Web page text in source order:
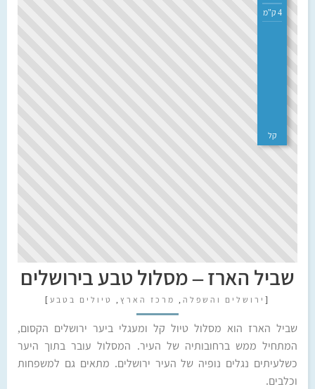
4 ק"מ
קל
שביל הארז – מסלול טבע בירושלים
[ ירושלים והשפלה , מרכז הארץ , טיולים בטבע ]
שביל הארז הוא מסלול טיול קל ומעגלי ביער ירושלים הקסום,
המתחיל ממש ברחובותיה של העיר. המסלול עובר בתוך היער
כשלעיתים נגלים נופיה של העיר ירושלים. מתאים גם למשפחות
וכלבים.